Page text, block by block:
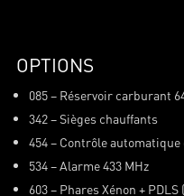
OPTIONS
085 – Réservoir carburant
342 – Sièges chauffants
454 – Contrôle automatique
534 – Alarme 433 MHz
603 – Phares Xénon +